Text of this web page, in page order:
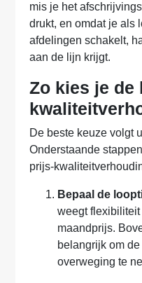
mis je het
drukt, en omdat je als
afdelingen schakelt,
aan de lijn krijgt.
Zo kies je de
De beste keuze volgt
Onderstaande
prijs-
Bepaal de
weegt
maandprijs.
belangrijk om
overweging te